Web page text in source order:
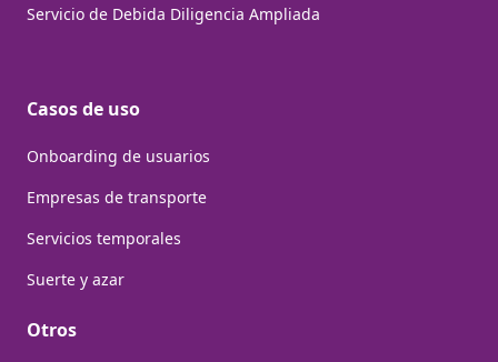
Servicio de Debida Diligencia Ampliada
Casos de uso
Onboarding de usuarios
Empresas de transporte
Servicios temporales
Suerte y azar
Otros